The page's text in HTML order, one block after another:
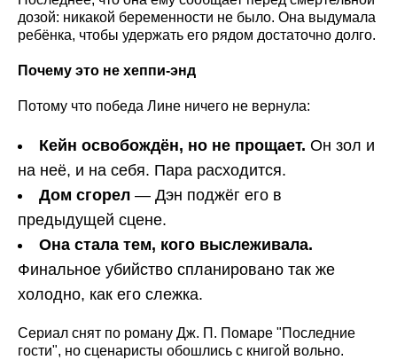
дозой: никакой беременности не было. Она выдумала
ребёнка, чтобы удержать его рядом достаточно долго.
Почему это не хеппи-энд
Потому что победа Лине ничего не вернула:
Кейн освобождён, но не прощает. Он зол и
на неё, и на себя. Пара расходится.
Дом сгорел — Дэн поджёг его в
предыдущей сцене.
Она стала тем, кого выслеживала.
Финальное убийство спланировано так же
холодно, как его слежка.
Сериал снят по роману Дж. П. Помаре "Последние
гости", но сценаристы обошлись с книгой вольно.